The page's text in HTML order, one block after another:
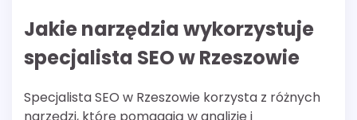
Jakie narzędzia wykorzystuje
specjalista SEO w Rzeszowie
Specjalista SEO w Rzeszowie korzysta z różnych
narzędzi, które pomagają w analizie i